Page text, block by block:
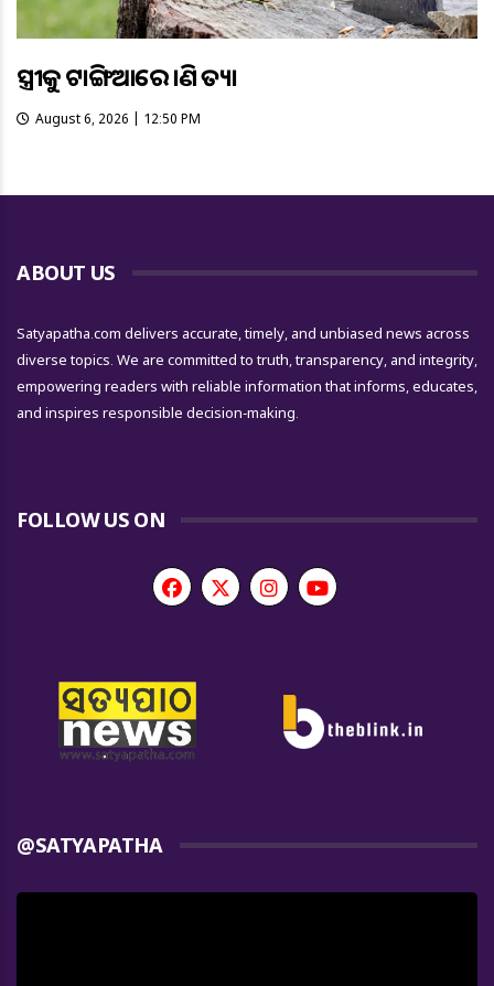
ସ୍ତ୍ରୀକୁ ଟାଙ୍ଗିଆରେ ହାଣି ହତ୍ୟା
August 6, 2026 | 12:50 PM
ABOUT US
Satyapatha.com delivers accurate, timely, and unbiased news across
diverse topics. We are committed to truth, transparency, and integrity,
empowering readers with reliable information that informs, educates,
and inspires responsible decision-making.
FOLLOW US ON
@SATYAPATHA